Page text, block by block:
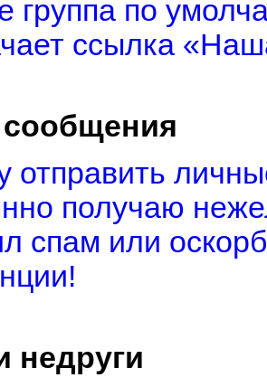
группа по
ссылка
отправить
получаю
спам или
недруги